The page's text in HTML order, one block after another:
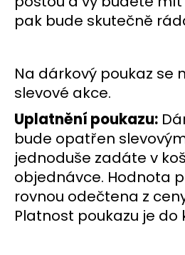
pak bude skutečně
Na dárkový poukaz se
slevové akce.
Uplatnění poukazu:
bude opatřen
jednoduše zadáte v
objednávce. Hodnota
rovnou odečtena z
Platnost poukazu je do
HLEDAT
D
o
p
o
r
u
č
u
j
e